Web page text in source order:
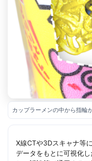
カップラーメンの中から指輪
X線CTや3Dスキャナ等
データをもとに可視化